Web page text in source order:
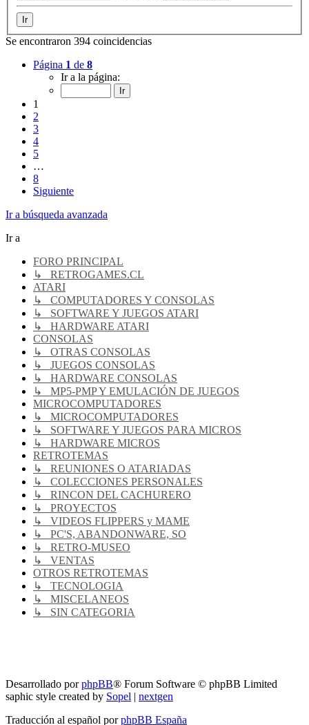
Se encontraron 394 coincidencias
Página 1 de 8
Ir a la página:
1
2
3
4
5
…
8
Siguiente
Ir a búsqueda avanzada
Ir a
FORO PRINCIPAL
↳ RETROGAMES.CL
ATARI
↳ COMPUTADORES Y CONSOLAS
↳ SOFTWARE Y JUEGOS ATARI
↳ HARDWARE ATARI
CONSOLAS
↳ OTRAS CONSOLAS
↳ JUEGOS CONSOLAS
↳ HARDWARE CONSOLAS
↳ MP5-PMP Y EMULACIÓN DE JUEGOS
MICROCOMPUTADORES
↳ MICROCOMPUTADORES
↳ SOFTWARE Y JUEGOS PARA MICROS
↳ HARDWARE MICROS
RETROTEMAS
↳ REUNIONES O ATARIADAS
↳ COLECCIONES PERSONALES
↳ RINCON DEL CACHURERO
↳ PROYECTOS
↳ VIDEOS FLIPPERS y MAME
↳ PC'S, ABANDONWARE, SO
↳ RETRO-MUSEO
↳ VENTAS
OTROS RETROTEMAS
↳ TECNOLOGIA
↳ MISCELANEOS
↳ SIN CATEGORIA
Desarrollado porphpBB® Forum Software © phpBB Limited
saphic style created by Sopel
nextgen
Traducción al español porphpBB España